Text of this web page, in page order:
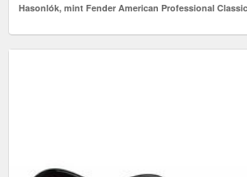
Hasonlók, mint Fender American Professional